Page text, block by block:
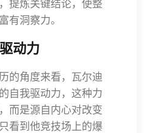
提炼关键结论，使整
有洞察力。
动力
的角度来看，瓦尔迪
自我驱动力，这种力
而是源自内心对改变
看到他竞技场上的爆